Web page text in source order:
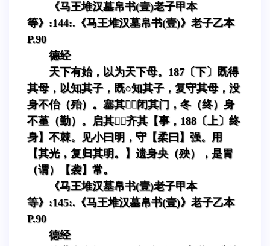
《马王堆汉墓帛书(壹)老子甲本
等》:144:.《马王堆汉墓帛书(壹)》老子乙本
P.90
德经
天下有始，以为天下母。187〔下〕既得
其母，以知其子，既○知其子，复守其母，没
身不佁（殆）。塞其，闭其门，冬（终）身
不堇（勤）。启其，齐其【事，188〔上〕终
身】不棘。见小曰明，守【柔曰】强。用
【其光，复归其明。】遗身央（殃），是胃
（谓）【袭】常。
《马王堆汉墓帛书(壹)老子甲本
等》:145:.《马王堆汉墓帛书(壹)》老子乙本
P.90
德经